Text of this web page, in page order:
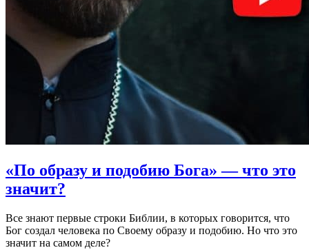
«По образу и подобию Бога» — что это
значит?
Все знают первые строки Библии, в которых говорится, что
Бог создал человека по Своему образу и подобию. Но что это
значит на самом деле?